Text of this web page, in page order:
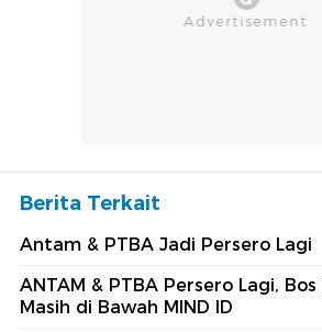
Berita Terkait
Antam & PTBA Jadi Persero Lagi
ANTAM & PTBA Persero Lagi,
Masih di Bawah MIND ID